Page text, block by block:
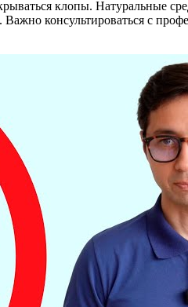
клопы. Натуральные
консультироваться с